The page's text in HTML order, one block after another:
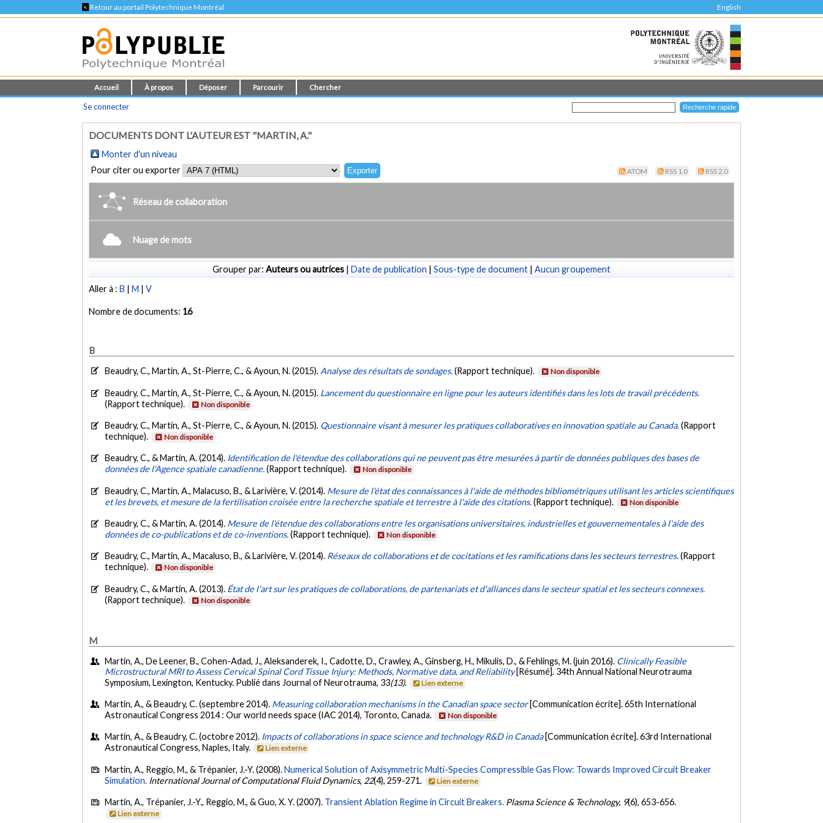
< Retour au portail Polytechnique Montréal English
Accueil À propos Déposer Parcourir Chercher
Se connecter
DOCUMENTS DONT L'AUTEUR EST "MARTIN, A."
Monter d'un niveau
Pour citer ou exporter
ATOM RSS 1.0 RSS 2.0
Réseau de collaboration
Nuage de mots
Grouper par: Auteurs ou autrices | Date de publication | Sous-type de document | Aucun groupement
Aller à :B |M |V
Nombre de documents: 16
B
Beaudry, C., Martin, A., St-Pierre, C., & Ayoun, N. (2015). Analyse des résultats de sondages.(Rapport technique). Non disponible
Beaudry, C., Martin, A., St-Pierre, C., & Ayoun, N. (2015). Lancement du questionnaire en ligne pour les auteurs identifiés dans les lots de travail précédents.
(Rapport technique).
Non disponible
Beaudry, C., Martin, A., St-Pierre, C., & Ayoun, N. (2015). Questionnaire visant à mesurer les pratiques collaboratives en innovation spatiale au Canada.(Rapport
technique).
Non disponible
Beaudry, C., & Martin, A. (2014). Identification de l'étendue des collaborations qui ne peuvent pas être mesurées à partir de données publiques des bases de
données de l'Agence spatiale canadienne.(Rapport technique). Non disponible
Beaudry, C., Martin, A., Malacuso, B., & Larivière, V. (2014). Mesure de l'état des connaissances à l'aide de méthodes bibliométriques utilisant les articles scientifiques
et les brevets, et mesure de la fertilisation croisée entre la recherche spatiale et terrestre à l'aide des citations.(Rapport technique). Non disponible
Beaudry, C., & Martin, A. (2014). Mesure de l'étendue des collaborations entre les organisations universitaires, industrielles et gouvernementales à l'aide des
données de co-publications et de co-inventions.(Rapport technique). Non disponible
Beaudry, C., Martin, A., Macaluso, B., & Larivière, V. (2014). Réseaux de collaborations et de cocitations et les ramifications dans les secteurs terrestres.(Rapport
technique).
Non disponible
Beaudry, C., & Martin, A. (2013). État de l'art sur les pratiques de collaborations, de partenariats et d'alliances dans le secteur spatial et les secteurs connexes.
(Rapport technique).
Non disponible
M
Martin, A., De Leener, B., Cohen-Adad, J., Aleksanderek, I., Cadotte, D., Crawley, A., Ginsberg, H., Mikulis, D., & Fehlings, M. (juin 2016). Clinically Feasible
Microstructural MRI to Assess Cervical Spinal Cord Tissue Injury: Methods, Normative data, and Reliability [Résumé]. 34th Annual National Neurotrauma
Symposium, Lexington, Kentucky. Publié dans Journal of Neurotrauma, 33(13). Lien externe
Martin, A., & Beaudry, C. (septembre 2014). Measuring collaboration mechanisms in the Canadian space sector [Communication écrite]. 65th International
Astronautical Congress 2014 : Our world needs space (IAC 2014), Toronto, Canada.
Non disponible
Martin, A., & Beaudry, C. (octobre 2012). Impacts of collaborations in space science and technology R&D in Canada [Communication écrite]. 63rd International
Astronautical Congress, Naples, Italy.
Lien externe
Martin, A., Reggio, M., & Trépanier, J.-Y. (2008).Numerical Solution of Axisymmetric Multi-Species Compressible Gas Flow: Towards Improved Circuit Breaker
Simulation. International Journal of Computational Fluid Dynamics, 22(4), 259-271. Lien externe
Martin, A., Trépanier, J.-Y., Reggio, M., & Guo, X. Y. (2007). Transient Ablation Regime in Circuit Breakers. Plasma Science & Technology, 9(6), 653-656.
Lien externe